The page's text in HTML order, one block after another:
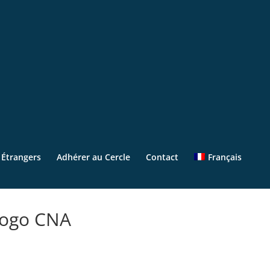
Adhérer au Cercle Contact Français
CNA